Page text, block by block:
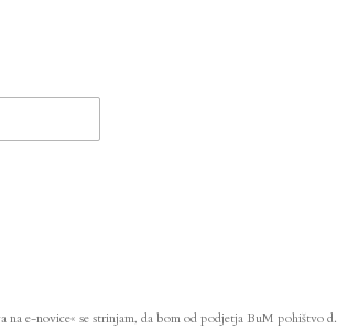
na e-novice« se strinjam, da bom od podjetja BuM pohištvo